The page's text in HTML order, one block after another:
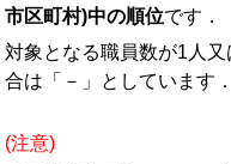
市区町村)中の順位です．
対象となる職員数が1人
合は「－」としています．
(注意)